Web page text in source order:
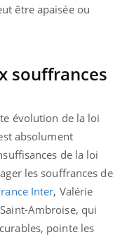
être apaisée ou
souffrances
évolution de la loi
absolument
de la loi
les souffrances de
Inter, Valérie
Ambroise, qui
pointe les